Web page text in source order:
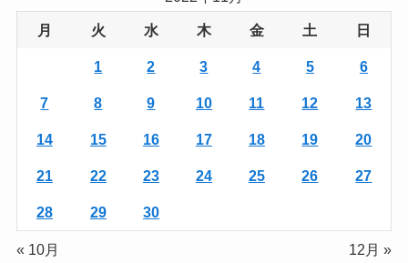
e
r
月 火 水 木 金 土 日
1 2 3 4 5 6
7 8 9 10 11 12 13
14 15 16 17 18 19 20
21 22 23 24 25 26 27
28 29 30
« 10月 12月 »